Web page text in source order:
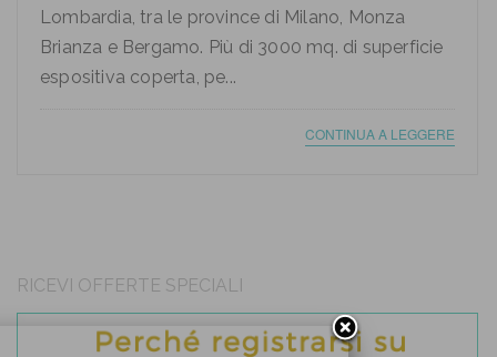
Lombardia, tra le province di Milano, Monza
Brianza e Bergamo. Più di 3000 mq. di superficie
espositiva coperta, pe...
CONTINUA A LEGGERE
RICEVI OFFERTE SPECIALI